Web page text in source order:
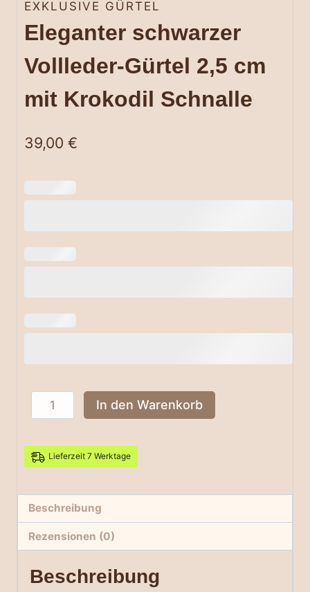
EXKLUSIVE GÜRTEL
Eleganter schwarzer
Vollleder-Gürtel 2,5 cm
mit Krokodil Schnalle
39,00 €
Eleganter
schwarzer
Gürtel
2,5
mit
Krokodil
In den Warenkorb
Lieferzeit 7 Werktage
Beschreibung
Rezensionen (0)
Beschreibung